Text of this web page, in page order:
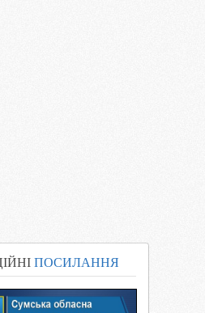
ПОСИЛАННЯ